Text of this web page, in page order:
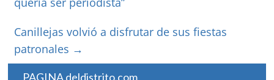
Canillejas volvió a disfrutar de sus fiestas
patronales →
PAGINA deldistrito.com